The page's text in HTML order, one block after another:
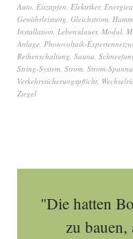
Auto, Eiszapfen, Elektriker,
Gewährleistung, Gleichstrom,
Installation, Lebensdauer, Modul,
Anlage, Photovoltaik-
Reihenschaltung, Sauna,
String-System, Strom, Strom-
Verkehrssicherungspflicht,
Ziegel
"Die hatten
zu bauen,